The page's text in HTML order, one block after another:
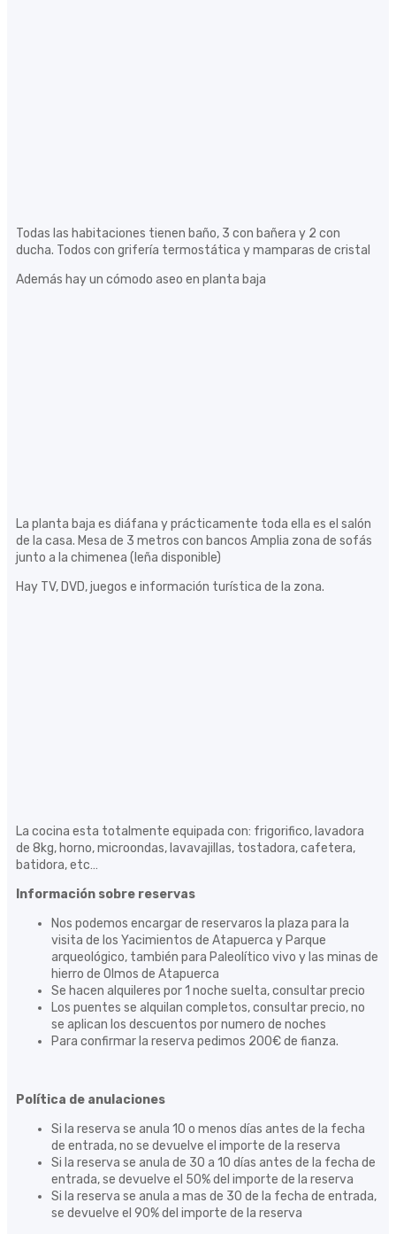
Todas las habitaciones tienen baño, 3 con bañera y 2 con
ducha. Todos con grifería termostática y mamparas de cristal
Además hay un cómodo aseo en planta baja
La planta baja es diáfana y prácticamente toda ella es el salón
de la casa. Mesa de 3 metros con bancos Amplia zona de sofás
junto a la chimenea (leña disponible)
Hay TV, DVD, juegos e información turística de la zona.
La cocina esta totalmente equipada con: frigorifico, lavadora
de 8kg, horno, microondas, lavavajillas, tostadora, cafetera,
batidora, etc…
Información sobre reservas
Nos podemos encargar de reservaros la plaza para la
visita de los Yacimientos de Atapuerca y Parque
arqueológico, también para Paleolítico vivo y las minas de
hierro de Olmos de Atapuerca
Se hacen alquileres por 1 noche suelta, consultar precio
Los puentes se alquilan completos, consultar precio, no
se aplican los descuentos por numero de noches
Para confirmar la reserva pedimos 200€ de fianza.
Política de anulaciones
Si la reserva se anula 10 o menos días antes de la fecha
de entrada, no se devuelve el importe de la reserva
Si la reserva se anula de 30 a 10 días antes de la fecha de
entrada, se devuelve el 50% del importe de la reserva
Si la reserva se anula a mas de 30 de la fecha de entrada,
se devuelve el 90% del importe de la reserva